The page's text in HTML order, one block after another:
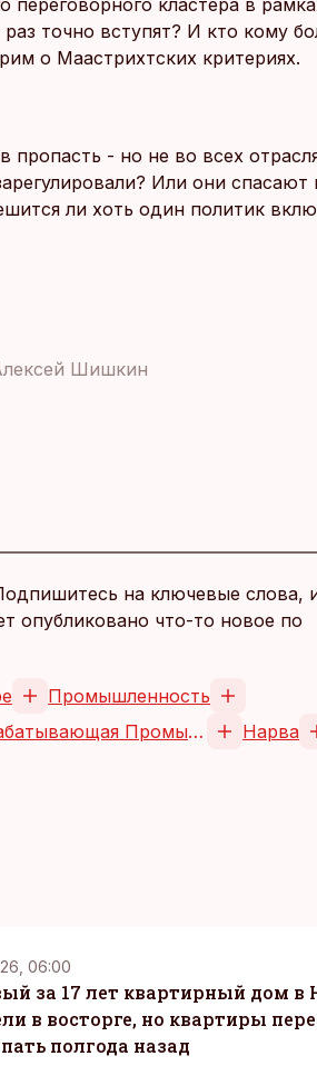
кластера в
точно вступят? И кто кому
о Маастрихтских критериях.
пропасть - но не во всех
Или они
ли хоть один политик
Шишкин
на ключевые слова,
опубликовано что-то новое по
Промышленность
Металлобрабатывающая Промышленность
Нарва
06:00
за 17 лет квартирный дом в
в восторге, но квартиры
полгода назад